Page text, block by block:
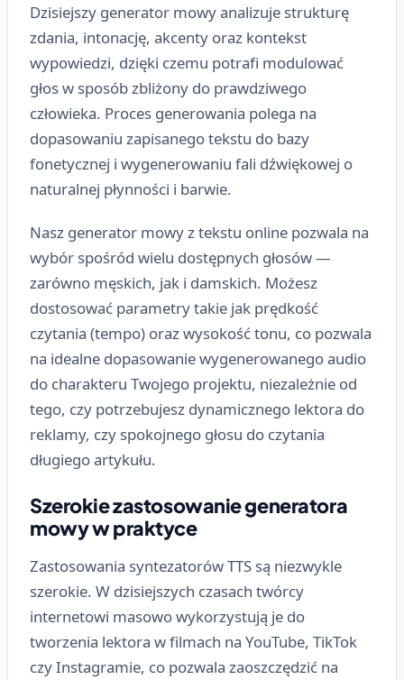
Dzisiejszy generator mowy analizuje strukturę
zdania, intonację, akcenty oraz kontekst
wypowiedzi, dzięki czemu potrafi modulować
głos w sposób zbliżony do prawdziwego
człowieka. Proces generowania polega na
dopasowaniu zapisanego tekstu do bazy
fonetycznej i wygenerowaniu fali dźwiękowej o
naturalnej płynności i barwie.
Nasz generator mowy z tekstu online pozwala na
wybór spośród wielu dostępnych głosów —
zarówno męskich, jak i damskich. Możesz
dostosować parametry takie jak prędkość
czytania (tempo) oraz wysokość tonu, co pozwala
na idealne dopasowanie wygenerowanego audio
do charakteru Twojego projektu, niezależnie od
tego, czy potrzebujesz dynamicznego lektora do
reklamy, czy spokojnego głosu do czytania
długiego artykułu.
Szerokie zastosowanie generatora
mowy w praktyce
Zastosowania syntezatorów TTS są niezwykle
szerokie. W dzisiejszych czasach twórcy
internetowi masowo wykorzystują je do
tworzenia lektora w filmach na YouTube, TikTok
czy Instagramie, co pozwala zaoszczędzić na